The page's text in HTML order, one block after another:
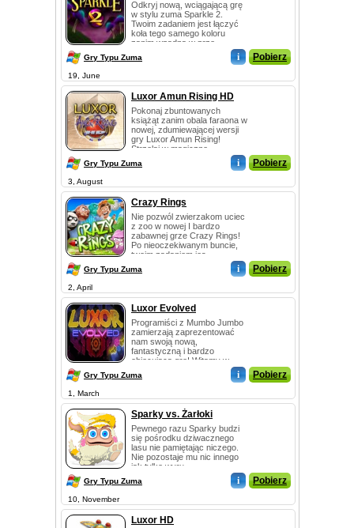
Odkryj nową, wciągającą grę
w stylu zuma Sparkle 2.
Twoim zadaniem jest łączyć
koła tego samego koloru
zanim wpadną w prze...
Gry Typu Zuma i Pobierz
19, June
Luxor Amun Rising HD
Pokonaj zbuntowanych
książąt zanim obala faraona w
nowej, zdumiewającej wersji
gry Luxor Amun Rising!
Strzelaj w magiczne ...
Gry Typu Zuma i Pobierz
3, August
Crazy Rings
Nie pozwól zwierzakom uciec
z zoo w nowej I bardzo
zabawnej grze Crazy Rings!
Po nieoczekiwanym buncie,
twoim zadaniem jes...
Gry Typu Zuma i Pobierz
2, April
Luxor Evolved
Programiści z Mumbo Jumbo
zamierzają zaprezentować
nam swoją nową,
fantastyczną i bardzo
obiecująca grę! Witamy w
Gry Typu Zuma i Pobierz
1, March
Sparky vs. Żarłoki
Pewnego razu Sparky budzi
się pośrodku dziwacznego
lasu nie pamiętając niczego.
Nie pozostaje mu nic innego
jak tylko wyru...
Gry Typu Zuma i Pobierz
10, November
Luxor HD